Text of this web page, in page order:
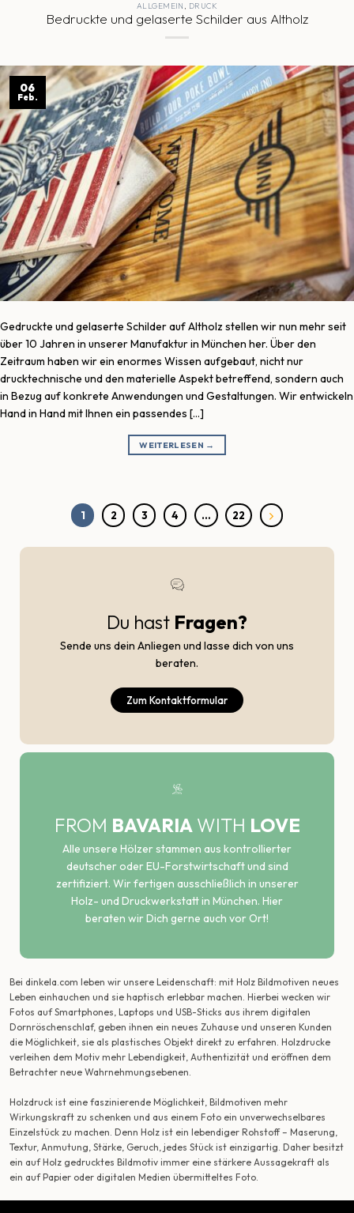
ALLGEMEIN , DRUCK
Bedruckte und gelaserte Schilder aus Altholz
06
Feb.
Gedruckte und gelaserte Schilder auf Altholz stellen wir nun mehr seit
über 10 Jahren in unserer Manufaktur in München her. Über den
Zeitraum haben wir ein enormes Wissen aufgebaut, nicht nur
drucktechnische und den materielle Aspekt betreffend, sondern auch
in Bezug auf konkrete Anwendungen und Gestaltungen. Wir entwickeln
Hand in Hand mit Ihnen ein passendes […]
WEITERLESEN →
1 2 3 4 … 22
Du hast Fragen?
Sende uns dein Anliegen und lasse dich von uns
beraten.
Zum Kontaktformular
FROM BAVARIA WITH LOVE
Alle unsere Hölzer stammen aus kontrollierter
deutscher oder EU-Forstwirtschaft und sind
zertifiziert. Wir fertigen ausschließlich in unserer
Holz- und Druckwerkstatt in München. Hier
beraten wir Dich gerne auch vor Ort!
Bei dinkela.com leben wir unsere Leidenschaft: mit Holz Bildmotiven neues
Leben einhauchen und sie haptisch erlebbar machen. Hierbei wecken wir
Fotos auf Smartphones, Laptops und USB-Sticks aus ihrem digitalen
Dornröschenschlaf, geben ihnen ein neues Zuhause und unseren Kunden
die Möglichkeit, sie als plastisches Objekt direkt zu erfahren. Holzdrucke
verleihen dem Motiv mehr Lebendigkeit, Authentizität und eröffnen dem
Betrachter neue Wahrnehmungsebenen.
Holzdruck ist eine faszinierende Möglichkeit, Bildmotiven mehr
Wirkungskraft zu schenken und aus einem Foto ein unverwechselbares
Einzelstück zu machen. Denn Holz ist ein lebendiger Rohstoff – Maserung,
Textur, Anmutung, Stärke, Geruch, jedes Stück ist einzigartig. Daher besitzt
ein auf Holz gedrucktes Bildmotiv immer eine stärkere Aussagekraft als
ein auf Papier oder digitalen Medien übermitteltes Foto.